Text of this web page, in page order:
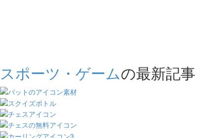
スポーツ・ゲームの最新記事